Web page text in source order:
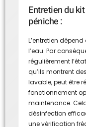
Entretien du
péniche :
L’entretien
l’eau. Par
régulièrement
qu’ils montrent
lavable, peut être
fonctionnement
maintenance.
désinfection
une vérification